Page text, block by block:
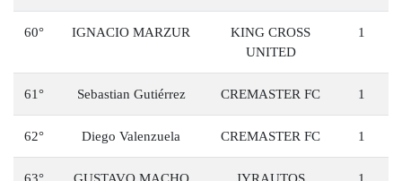
60° IGNACIO MARZUR
KING CROSS
UNITED
1
61° Sebastian Gutiérrez CREMASTER FC 1
62° Diego Valenzuela CREMASTER FC 1